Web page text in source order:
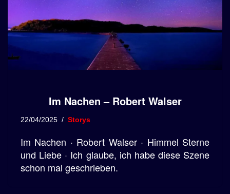
Im Nachen – Robert Walser
22/04/2025 Storys
Im Nachen · Robert Walser · Himmel Sterne
und Liebe · Ich glaube, ich habe diese Szene
schon mal geschrieben.